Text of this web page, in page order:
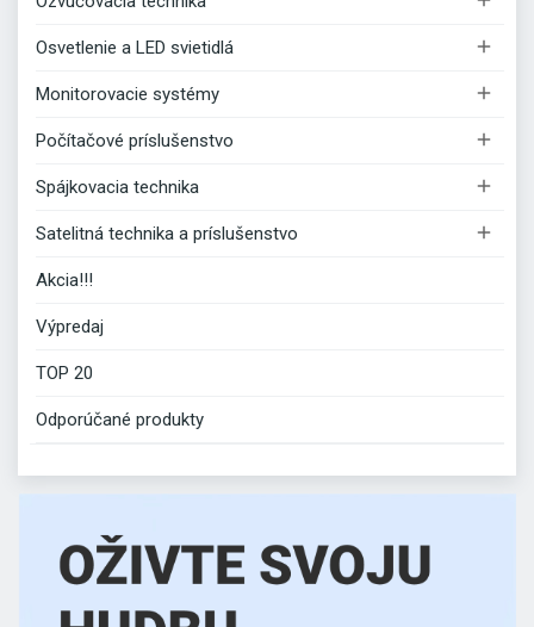
Osvetlenie a LED svietidlá 
Monitorovacie systémy 
Počítačové príslušenstvo 
Spájkovacia technika 
Satelitná technika a príslušenstvo 
Akcia!!!
Výpredaj
TOP 20
Odporúčané produkty